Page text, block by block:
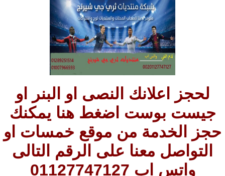
لحجز اعلانك النصى او البنر او
جيست بوست اضغط هنا يمكنك
حجز الخدمة من موقع خمسات او
التواصل معنا على الرقم التالى
واتس اب 01127747127